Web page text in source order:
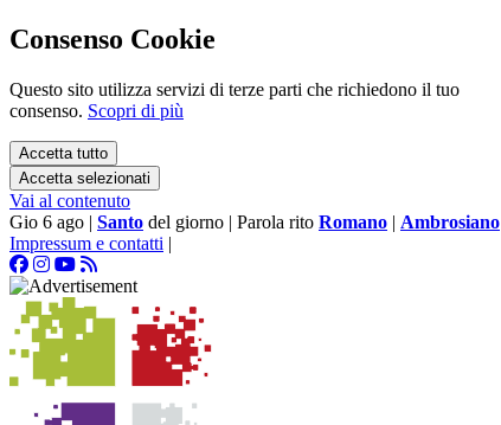
Consenso Cookie
Questo sito utilizza servizi di terze parti che richiedono il tuo
consenso. Scopri di più
Accetta tutto
Accetta selezionati
Vai al contenuto
Gio 6 ago | Santo del giorno | Parola rito Romano | Ambrosiano
Impressum e contatti |